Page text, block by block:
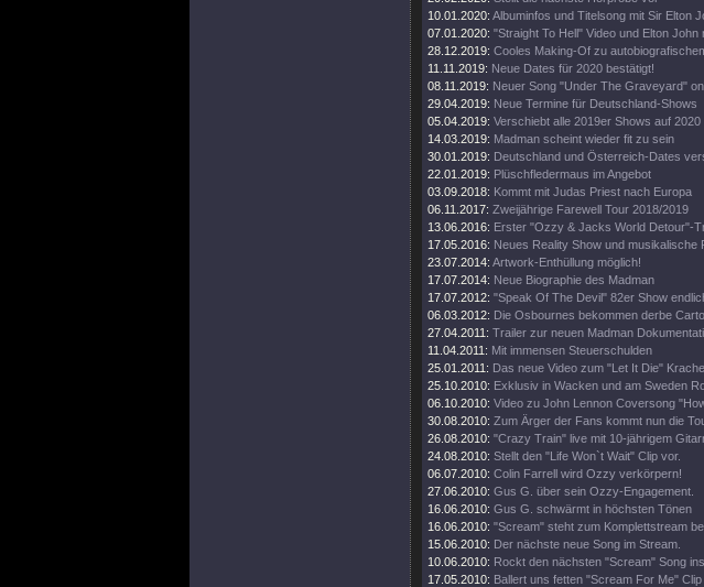
10.01.2020: Albuminfos und Titelsong mit Sir Elton
07.01.2020: "Straight To Hell" Video und Elton John
28.12.2019: Cooles Making-Of zu
11.11.2019: Neue Dates für 2020 bestätigt!
08.11.2019: Neuer Song "Under The Graveyard"
29.04.2019: Neue Termine für Deutschland-Shows
05.04.2019: Verschiebt alle 2019er Shows auf 2020
14.03.2019: Madman scheint wieder fit zu sein
30.01.2019: Deutschland und Österreich-Dates
22.01.2019: Plüschfledermaus im Angebot
03.09.2018: Kommt mit Judas Priest nach Europa
06.11.2017: Zweijährige Farewell Tour 2018/2019
13.06.2016: Erster "Ozzy & Jacks World Detour"-
17.05.2016: Neues Reality Show und musikalische
23.07.2014: Artwork-Enthüllung möglich!
17.07.2014: Neue Biographie des Madman
17.07.2012: "Speak Of The Devil" 82er Show
06.03.2012: Die Osbournes bekommen derbe
27.04.2011: Trailer zur neuen Madman
11.04.2011: Mit immensen Steuerschulden
25.01.2011: Das neue Video zum "Let It Die"
25.10.2010: Exklusiv in Wacken und am Sweden
06.10.2010: Video zu John Lennon Coversong
30.08.2010: Zum Ärger der Fans kommt nun die
26.08.2010: "Crazy Train" live mit 10-jährigem
24.08.2010: Stellt den "Life Won`t Wait" Clip vor.
06.07.2010: Colin Farrell wird Ozzy verkörpern!
27.06.2010: Gus G. über sein Ozzy-Engagement.
16.06.2010: Gus G. schwärmt in höchsten Tönen
16.06.2010: "Scream" steht zum Komplettstream
15.06.2010: Der nächste neue Song im Stream.
10.06.2010: Rockt den nächsten "Scream" Song ins
17.05.2010: Ballert uns fetten "Scream For Me"